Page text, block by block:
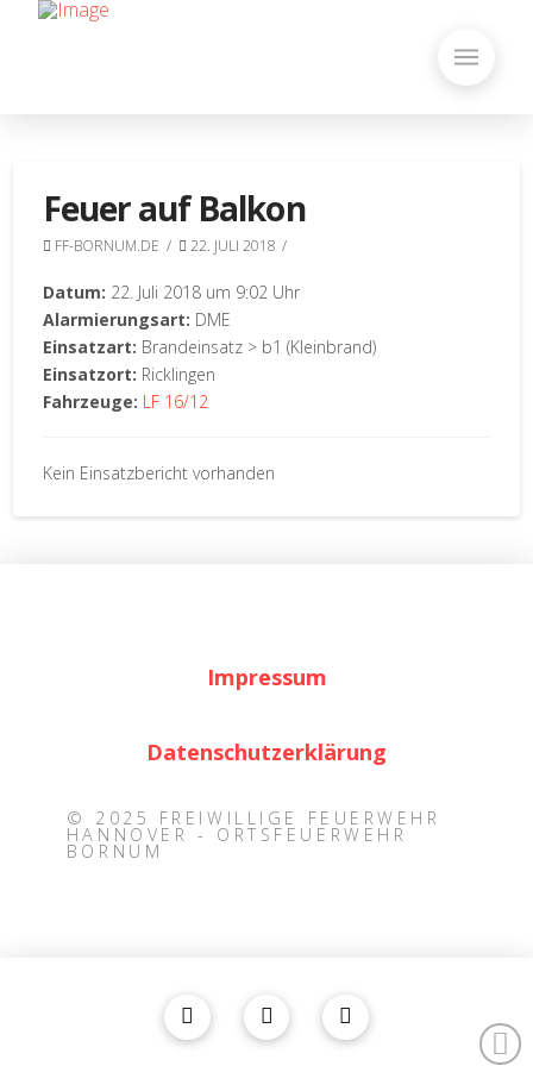
Feuer auf Balkon
FF-BORNUM.DE 22. JULI 2018
Datum: 22. Juli 2018 um 9:02 Uhr
Alarmierungsart: DME
Einsatzart: Brandeinsatz > b1 (Kleinbrand)
Einsatzort: Ricklingen
Fahrzeuge: LF 16/12
Kein Einsatzbericht vorhanden
Impressum
Datenschutzerklärung
© 2025 FREIWILLIGE FEUERWEHR
HANNOVER - ORTSFEUERWEHR
BORNUM